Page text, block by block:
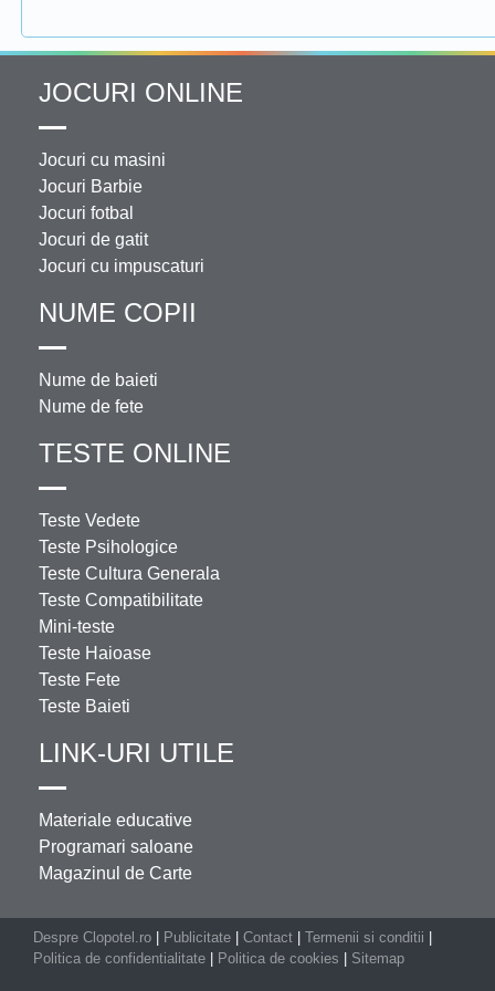
JOCURI ONLINE
Jocuri cu masini
Jocuri Barbie
Jocuri fotbal
Jocuri de gatit
Jocuri cu impuscaturi
NUME COPII
Nume de baieti
Nume de fete
TESTE ONLINE
Teste Vedete
Teste Psihologice
Teste Cultura Generala
Teste Compatibilitate
Mini-teste
Teste Haioase
Teste Fete
Teste Baieti
LINK-URI UTILE
Materiale educative
Programari saloane
Magazinul de Carte
Despre Clopotel.ro | Publicitate | Contact | Termenii si conditii |
Politica de confidentialitate | Politica de cookies | Sitemap